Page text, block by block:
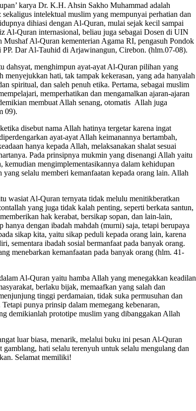
karya Dr. K.H. Ahsin Sakho Muhammad adalah
intelektual muslim yang mempunyai perhatian dan
dihiasi dengan Al-Quran, mulai sejak kecil sampai
Al-Quran internasional, beliau juga sebagai Dosen di UIN
Al-Quran kementerian Agama RI, pengasuh Pondok
PP. Dar Al-Tauhid di Arjawinangun, Cirebon. (hlm.07-08).
dahsyat, menghimpun ayat-ayat Al-Quran pilihan yang
hati, tak tampak kekerasan, yang ada hanyalah
spiritual, dan saleh penuh etika. Pertama, sebagai muslim
memperhatikan dan mengamalkan ajaran-ajaran
membuat Allah senang, otomatis Allah juga
09).
disebut nama Allah hatinya tergetar karena ingat
ayat-ayat Allah keimanannya bertambah,
hanya kepada Allah, melaksanakan shalat sesuai
Pada prinsipnya mukmin yang disenangi Allah yaitu
mengimplementasikannya dalam kehidupan
selalu memberi kemanfaatan kepada orang lain. Allah
wasiat Al-Quran ternyata tidak melulu menitikberatkan
yang juga tidak kalah penting, seperti berkata santun,
hak kerabat, bersikap sopan, dan lain-lain,
dengan ibadah mahdah (murni) saja, tetapi berupaya
sikap kita, yaitu sikap peduli kepada orang lain, karena
sementara ibadah sosial bermanfaat pada banyak orang.
menebarkan kemanfaatan pada banyak orang (hlm. 41-
Al-Quran yaitu hamba Allah yang menegakkan keadilan
berlaku bijak, memaafkan yang salah dan
tinggi perdamaian, tidak suka permusuhan dan
punya prinsip dalam memegang kebenaran,
demikianlah prototipe muslim yang dibanggakan Allah
luar biasa, menarik, melalui buku ini pesan Al-Quran
gamblang, hati selalu terenyuh untuk selalu mengulang dan
Selamat memiliki!